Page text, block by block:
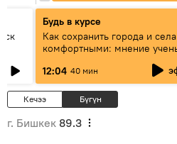
Будь в курсе
Как сохранить города и села
комфортными: мнение
12:04 40 мин
Кечээ Бүгүн
г. Бишкек 89.3